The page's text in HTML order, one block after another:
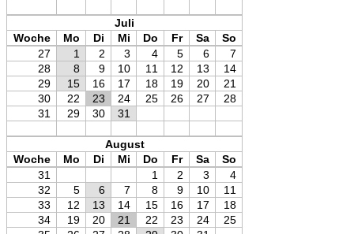
Juli
Woche
Mo Di Mi Do Fr Sa
So
27
1 2 3 4 5 6
7
28
8 9 10 11 12 13
14
29
15 16 17 18 19 20
21
30
22 23 24 25 26 27
28
31
29 30 31
August
Woche
Mo Di Mi Do Fr Sa
So
31
1 2 3
4
32
5 6 7 8 9 10
11
33
12 13 14 15 16 17
18
34
19 20 21 22 23 24
25